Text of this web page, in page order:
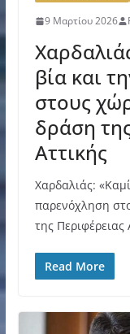
9 Μαρτίου 2026
βία και
στους
δράση
Αττικής
Χαρδαλιάς:
παρενόχληση
της
Read More